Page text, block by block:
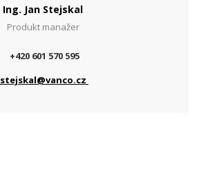
Ing. Jan Stejskal
Produkt manažer
+420 601 570 595
stejskal@vanco.cz